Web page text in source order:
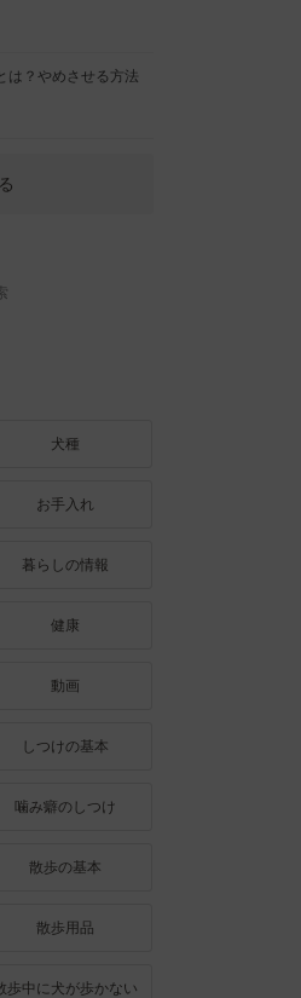
は？やめさせる方法
犬種
お手入れ
暮らしの情報
健康
動画
しつけの基本
噛み癖のしつけ
散歩の基本
散歩用品
歩中に犬が歩かない